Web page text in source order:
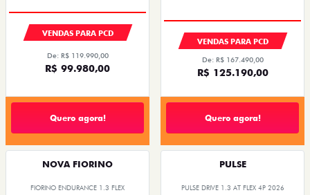
VENDAS PARA PCD
De: R$ 119.990,00
R$ 99.980,00
Quero agora!
VENDAS PARA PCD
De: R$ 167.490,00
R$ 125.190,00
Quero agora!
NOVA FIORINO
FIORINO ENDURANCE 1.3 FLEX
PULSE
PULSE DRIVE 1.3 AT FLEX 4P 2026